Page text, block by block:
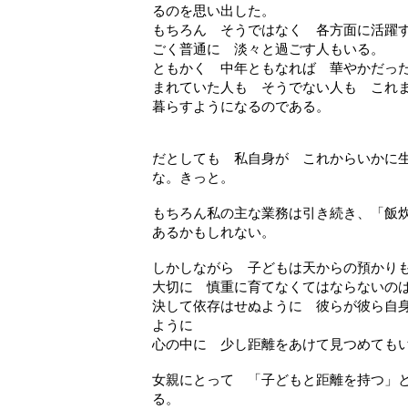
るのを思い出した。
もちろん そうではなく 各方面に活躍
ごく普通に 淡々と過ごす人もいる。
ともかく 中年ともなれば 華やかだ
まれていた人も そうでない人も これ
暮らすようになるのである。
だとしても 私自身が これからいかに
な。きっと。
もちろん私の主な業務は引き続き、「飯
あるかもしれない。
しかしながら 子どもは天からの預かり
大切に 慎重に育てなくてはならないの
決して依存はせぬように 彼らが彼ら自
ように
心の中に 少し距離をあけて見つめても
女親にとって 「子どもと距離を持つ」
る。